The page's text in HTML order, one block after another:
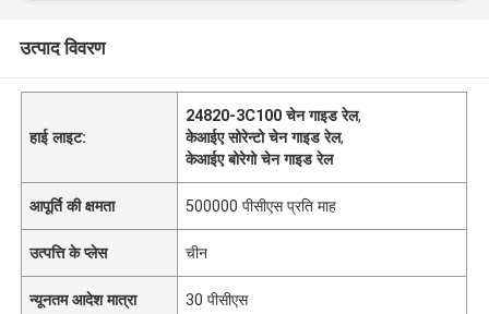
उत्पाद विवरण
हाई लाइट:
24820-3C100 चेन गाइड रेल,
केआईए सोरेन्टो चेन गाइड रेल,
केआईए बोरेगो चेन गाइड रेल
आपूर्ति की क्षमता 500000 पीसीएस प्रति माह
उत्पत्ति के प्लेस चीन
न्यूनतम आदेश मात्रा 30 पीसीएस